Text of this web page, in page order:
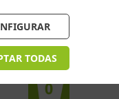
TODAS
ayuda? FAQ
Tu compra
0